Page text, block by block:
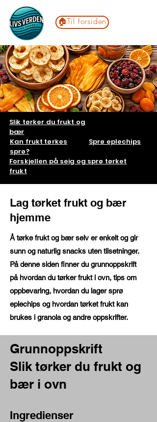
🏠Til forsiden
Slik tørker du frukt og
bær
Kan frukt tørkes
sprø?
Sprø eplechips
Forskjellen på seig og sprø tørket
frukt
Lag tørket frukt og bær
hjemme
Å tørke frukt og bær selv er enkelt og gir
sunn og naturlig snacks uten tilsetninger.
På denne siden finner du grunnoppskrift
på hvordan du tørker frukt i ovn, tips om
oppbevaring, hvordan du lager sprø
eplechips og hvordan tørket frukt kan
brukes i granola og andre oppskrifter.
​​Grunnoppskrift
Slik tørker du frukt og
bær i ovn
Ingredienser